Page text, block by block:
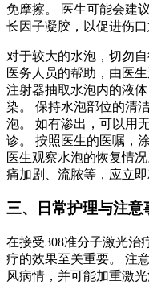
免摩擦。 医生可能会建
长因子凝胶，以促进伤口
对于较大的水泡，切勿
医务人员的帮助，由医
注射器抽取水泡内的液
染。 保持水泡部位的清
泡。 如有渗出，可以用
诊。 按照医生的医嘱，
医生观察水泡的恢复情
痛加剧、流脓等，应立即
三、日常护理与注意
在接受308准分子激光治
疗的效果至关重要。 注
风病情，并可能加重激